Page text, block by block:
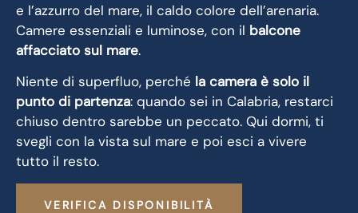
e l’azzurro del mare, il caldo colore dell’arenaria.
Camere essenziali e luminose, con il balcone
affacciato sul mare.
Niente di superfluo, perché la camera è solo il
punto di partenza: quando sei in Calabria, restarci
chiuso dentro sarebbe un peccato. Qui dormi, ti
svegli con la vista sul mare e poi esci a vivere
tutto il resto.
VERIFICA DISPONIBILITÀ